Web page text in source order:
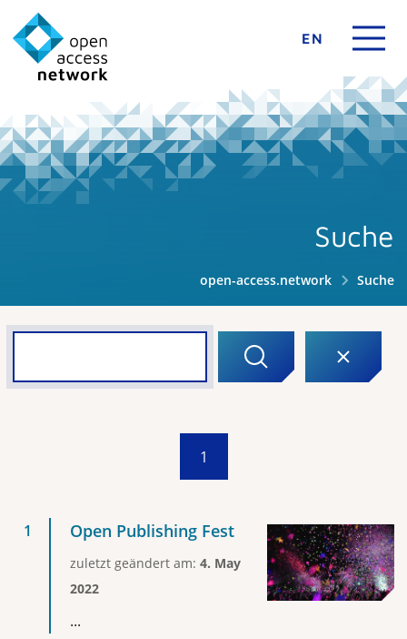
EN
Suche
open-access.network Suche
1
Open Publishing Fest
zuletzt geändert am: 4. May
2022
...